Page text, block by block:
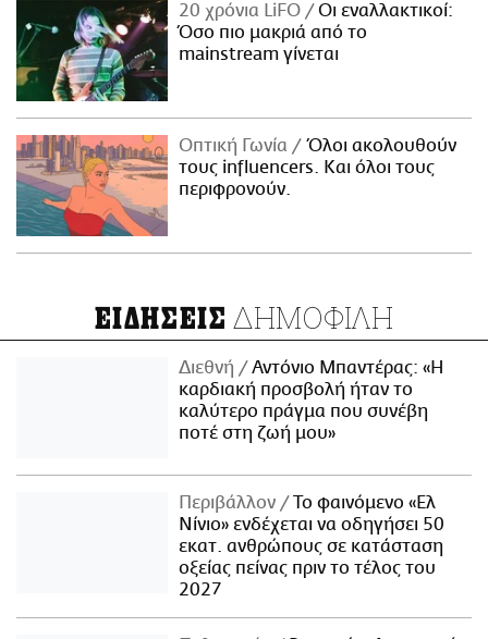
20 χρόνια LiFO
Οι εναλλακτικοί:
Όσο πιο μακριά από το
mainstream γίνεται
Οπτική Γωνία
Όλοι ακολουθούν
τους influencers. Και όλοι τους
περιφρονούν.
ΕΙΔΗΣΕΙΣ ΔΗΜΟΦΙΛΗ
Διεθνή
Αντόνιο Μπαντέρας: «Η
καρδιακή προσβολή ήταν το
καλύτερο πράγμα που συνέβη
ποτέ στη ζωή μου»
Περιβάλλον
Το φαινόμενο «Ελ
Νίνιο» ενδέχεται να οδηγήσει 50
εκατ. ανθρώπους σε κατάσταση
οξείας πείνας πριν το τέλος του
2027